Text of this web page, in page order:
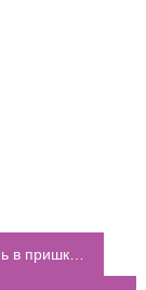
возможностей”